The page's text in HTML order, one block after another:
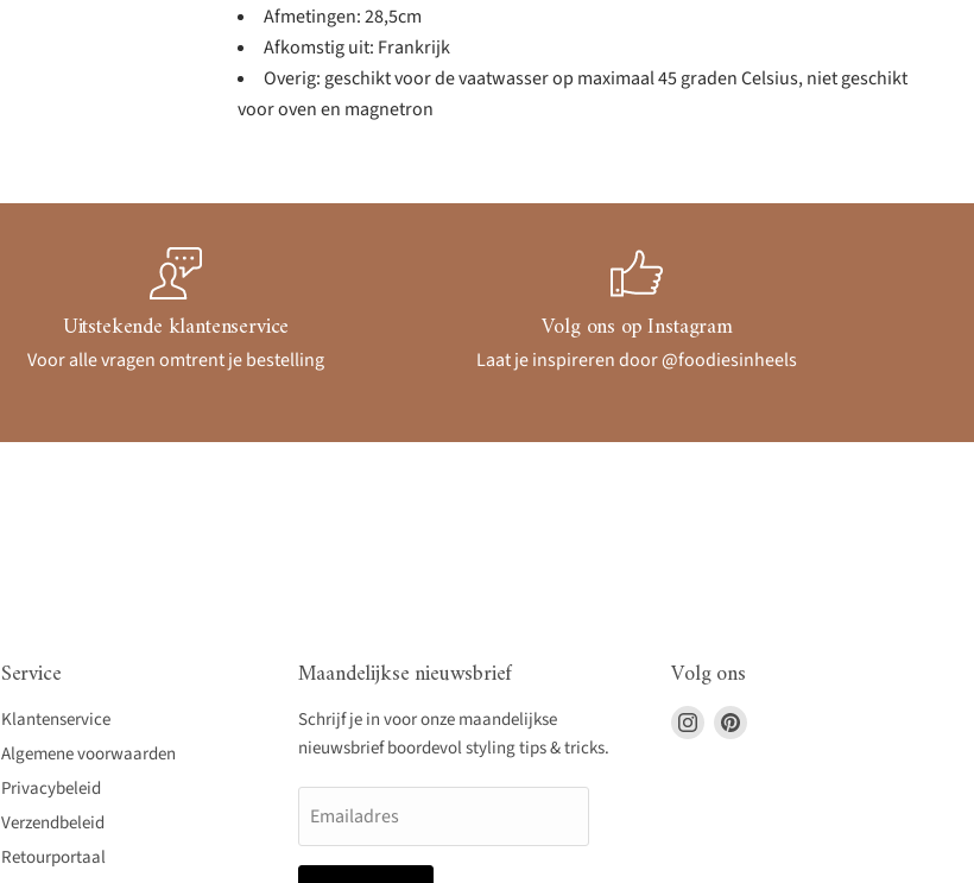
Afmetingen: 28,5cm
Afkomstig uit: Frankrijk
Overig: geschikt voor de vaatwasser op maximaal 45 graden Celsius, niet geschikt
voor oven en magnetron
Uitstekende klantenservice
Voor alle vragen omtrent je bestelling
Volg ons op Instagram
Laat je inspireren door @foodiesinheels
Service
Klantenservice
Algemene voorwaarden
Privacybeleid
Verzendbeleid
Retourportaal
Maandelijkse nieuwsbrief
Schrijf je in voor onze maandelijkse
nieuwsbrief boordevol styling tips & tricks.
Emailadres
Volg ons
Vind
ons
Vind